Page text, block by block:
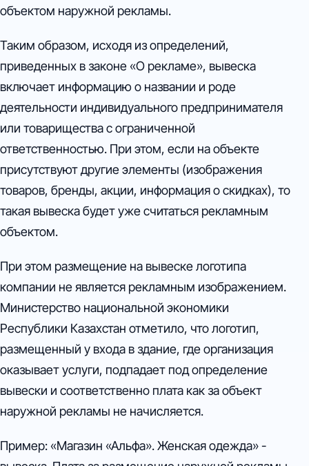
объектом наружной рекламы.
Таким образом, исходя из определений,
приведенных в законе «О рекламе», вывеска
включает информацию о названии и роде
деятельности индивидуального предпринимателя
или товарищества с ограниченной
ответственностью. При этом, если на объекте
присутствуют другие элементы (изображения
товаров, бренды, акции, информация о скидках), то
такая вывеска будет уже считаться рекламным
объектом.
При этом размещение на вывеске логотипа
компании не является рекламным изображением.
Министерство национальной экономики
Республики Казахстан отметило, что логотип,
размещенный у входа в здание, где организация
оказывает услуги, подпадает под определение
вывески и соответственно плата как за объект
наружной рекламы не начисляется.
Пример: «Магазин «Альфа». Женская одежда» -